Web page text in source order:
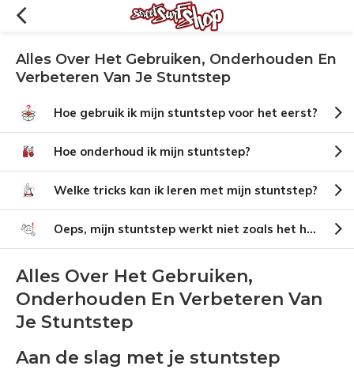
Alles Over Het Gebruiken, Onderhouden En
Verbeteren Van Je Stuntstep
Hoe gebruik ik mijn stuntstep voor het eerst?
Hoe onderhoud ik mijn stuntstep?
Welke tricks kan ik leren met mijn stuntstep?
Oeps, mijn stuntstep werkt niet zoals het hoort…
Alles Over Het Gebruiken,
Onderhouden En Verbeteren Van
Je Stuntstep
Aan de slag met je stuntstep